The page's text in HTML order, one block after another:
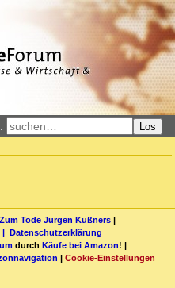
Los
Zum Tode Jürgen Küßners |
| Datenschutzerklärung
durch Käufe bei Amazon! |
| Cookie-Einstellungen